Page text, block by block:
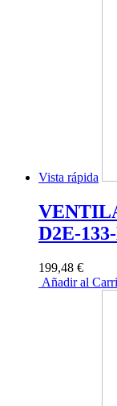
Vista rápida
D2E-
199,48 €
Añadir al